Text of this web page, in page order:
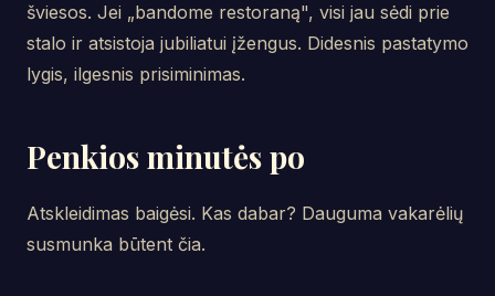
šviesos. Jei „bandome restoraną", visi jau sėdi prie
stalo ir atsistoja jubiliatui įžengus. Didesnis pastatymo
lygis, ilgesnis prisiminimas.
Penkios minutės po
Atskleidimas baigėsi. Kas dabar? Dauguma vakarėlių
susmunka būtent čia.